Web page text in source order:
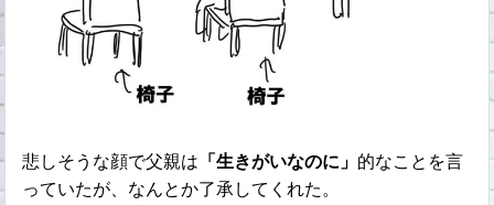
悲しそうな顔で父親は 「生きがいなのに」 的なことを言
っていたが、なんとか了承してくれた。